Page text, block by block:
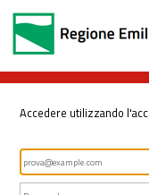
Accedere utilizzando